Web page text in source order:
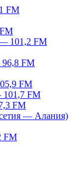
FM
101,2 FM
96,8 FM
FM
101,7 FM
FM
— Алания)
FM